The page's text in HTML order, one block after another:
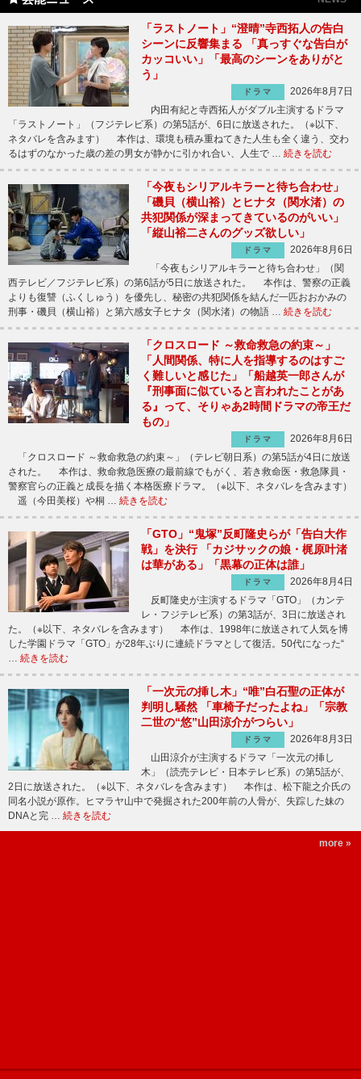
「ラストノート」“澄晴”寺西拓人の告白
シーンに反響集まる 「真っすぐな告白が
カッコいい」「最高のシーンをありがと
う」
ドラマ
2026年8月7日
内田有紀と寺西拓人がダブル主演するドラマ
「ラストノート」（フジテレビ系）の第5話が、6日に放送された。（※以下、
ネタバレを含みます） 本作は、環境も積み重ねてきた人生も全く違う、交わ
るはずのなかった歳の差の男女が静かに引かれ合い、人生で … 続きを読む
「今夜もシリアルキラーと待ち合わせ」
「磯貝（横山裕）とヒナタ（関水渚）の
共犯関係が深まってきているのがいい」
「縦山裕二さんのグッズ欲しい」
ドラマ
2026年8月6日
「今夜もシリアルキラーと待ち合わせ」（関
西テレビ／フジテレビ系）の第6話が5日に放送された。 本作は、警察の正義
よりも復讐（ふくしゅう）を優先し、秘密の共犯関係を結んだ一匹おおかみの
刑事・磯貝（横山裕）と第六感女子ヒナタ（関水渚）の物語 … 続きを読む
「クロスロード ～救命救急の約束～」
「人間関係、特に人を指導するのはすご
く難しいと感じた」「船越英一郎さんが
『刑事面に似ていると言われたことがあ
る』って、そりゃあ2時間ドラマの帝王だ
もの」
ドラマ
2026年8月6日
「クロスロード ～救命救急の約束～」（テレビ朝日系）の第5話が4日に放送
された。 本作は、救命救急医療の最前線でもがく、若き救命医・救急隊員・
警察官らの正義と成長を描く本格医療ドラマ。（※以下、ネタバレを含みます）
遥（今田美桜）や桐 … 続きを読む
「GTO」“鬼塚”反町隆史らが「告白大作
戦」を決行 「カジサックの娘・梶原叶渚
は華がある」「黒幕の正体は誰」
ドラマ
2026年8月4日
反町隆史が主演するドラマ「GTO」（カンテ
レ・フジテレビ系）の第3話が、3日に放送され
た。（※以下、ネタバレを含みます） 本作は、1998年に放送されて人気を博
した学園ドラマ「GTO」が28年ぶりに連続ドラマとして復活。50代になった“
続きを読む
「一次元の挿し木」“唯”白石聖の正体が
判明し騒然 「車椅子だったよね」「宗教
二世の“悠”山田涼介がつらい」
ドラマ
2026年8月3日
山田涼介が主演するドラマ「一次元の挿し
木」（読売テレビ・日本テレビ系）の第5話が、
2日に放送された。（※以下、ネタバレを含みます） 本作は、松下龍之介氏の
同名小説が原作。ヒマラヤ山中で発掘された200年前の人骨が、失踪した妹の
DNAと完 … 続きを読む
more »